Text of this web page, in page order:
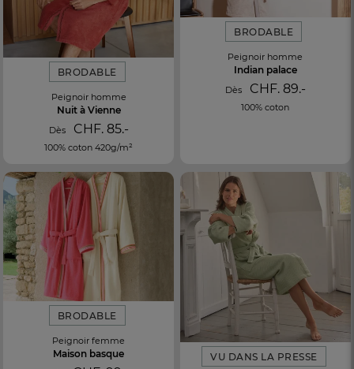
BRODABLE
Peignoir homme
Nuit à Vienne
Dès CHF. 85.-
100% coton 420g/m²
BRODABLE
Peignoir homme
Indian palace
Dès CHF. 89.-
100% coton
BRODABLE
Peignoir femme
Maison basque
VU DANS LA PRESSE